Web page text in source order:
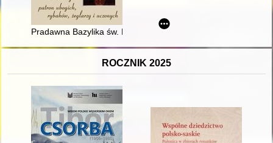
Pradawna Bazylika św. Mikołaja w Gdańsku - bezcenna
ROCZNIK 2025